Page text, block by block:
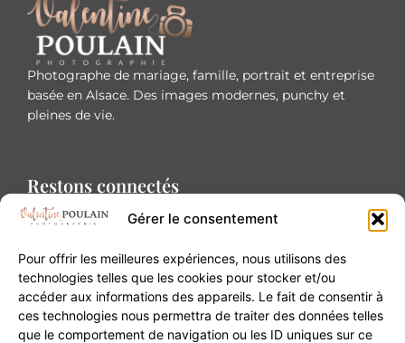
Gérer le consentement
Pour offrir les meilleures expériences, nous utilisons des
technologies telles que les cookies pour stocker et/ou
accéder aux informations des appareils. Le fait de consentir à
ces technologies nous permettra de traiter des données telles
que le comportement de navigation ou les ID uniques sur ce
Photographe de mariage, famille, portrait et entreprise
basée en Alsace. Des images modernes, punchy et
pleines de vie.
Restons connectés
Contact